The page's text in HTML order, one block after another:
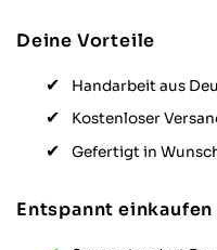
Deine Vorteile
Handarbeit aus
Kostenloser
Gefertigt in
Entspannt einkaufen